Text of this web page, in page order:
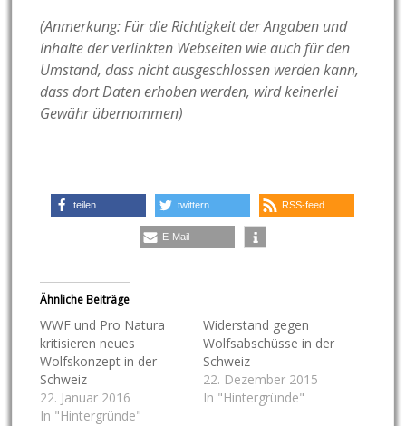
(Anmerkung: Für die Richtigkeit der Angaben und
Inhalte der verlinkten Webseiten wie auch für den
Umstand, dass nicht ausgeschlossen werden kann,
dass dort Daten erhoben werden, wird keinerlei
Gewähr übernommen)
teilen twittern RSS-feed
E-Mail
Ähnliche Beiträge
WWF und Pro Natura
kritisieren neues
Wolfskonzept in der
Schweiz
22. Januar 2016
In "Hintergründe"
Widerstand gegen
Wolfsabschüsse in der
Schweiz
22. Dezember 2015
In "Hintergründe"